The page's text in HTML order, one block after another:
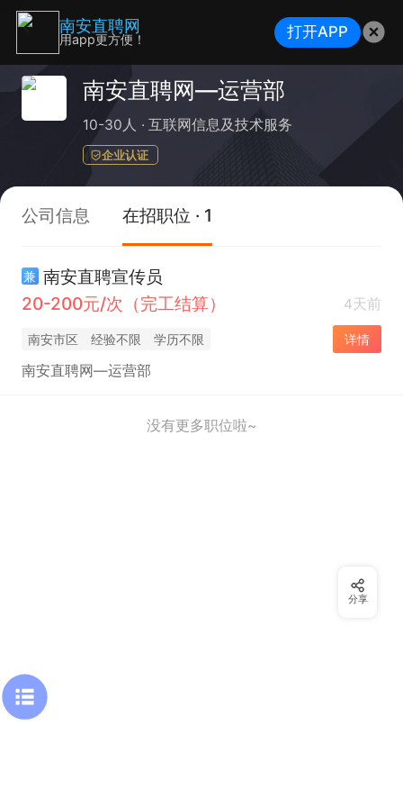
南安直聘网—运营部
10-30人 互联网信息及技术服务
企业认证
公司信息 在招职位 · 1
兼 南安直聘宣传员
20-200元/次（完工结算）
4天前
南安市区 经验不限 学历不限 详情
南安直聘网—运营部
没有更多职位啦~
分享
南安直聘网
用app更方便！ 打开APP